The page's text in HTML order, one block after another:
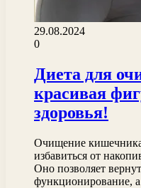
29.08.2024
0
Диета для
красивая
здоровья!
Очищение
избавиться от
Оно позволяет
функционирование,